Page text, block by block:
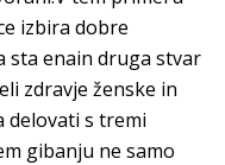
izbira dobre
sta enain druga stvar
zdravje ženske in
delovati s tremi
gibanju ne samo